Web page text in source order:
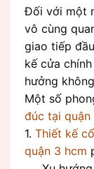
Đối với một
vô cùng
giao tiếp
kế cửa
hưởng
Một số
đúc tại quận
1. Thiết kế
quận 3 hcm